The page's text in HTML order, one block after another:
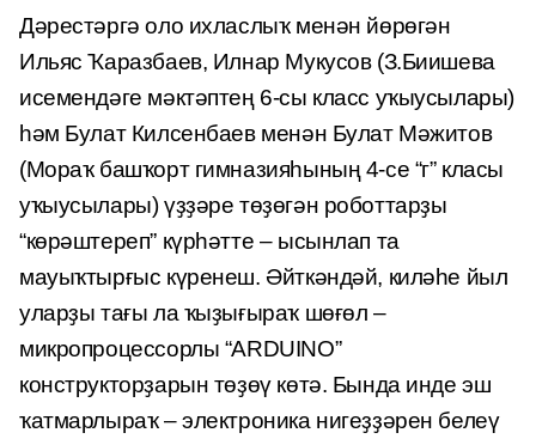
Дәрестәргә оло ихласлыҡ менән йөрөгән
Ильяс Ҡаразбаев, Илнар Мукусов (З.Биишева
исемендәге мәктәптең 6-сы класс уҡыусылары)
һәм Булат Килсенбаев менән Булат Мәжитов
(Мораҡ башҡорт гимназияһының 4-се “г” класы
уҡыусылары) үҙҙәре төҙөгән роботтарҙы
“көрәштереп” күрһәтте – ысынлап та
мауыҡтырғыс күренеш. Әйткәндәй, киләһе йыл
уларҙы тағы ла ҡыҙығыраҡ шөғөл –
микропроцессорлы “ARDUINO”
конструкторҙарын төҙөү көтә. Бында инде эш
ҡатмарлыраҡ – электроника нигеҙҙәрен белеү